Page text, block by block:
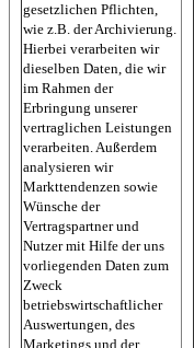
gesetzlichen Pflichten,
wie z.B. der Archivierung.
Hierbei verarbeiten wir
dieselben Daten, die wir
im Rahmen der
Erbringung unserer
vertraglichen Leistungen
verarbeiten. Außerdem
analysieren wir
Markttendenzen sowie
Wünsche der
Vertragspartner und
Nutzer mit Hilfe der uns
vorliegenden Daten zum
Zweck
betriebswirtschaftlicher
Auswertungen, des
Marketings und der